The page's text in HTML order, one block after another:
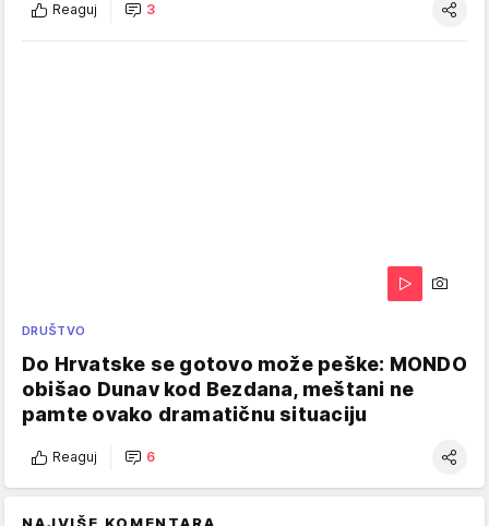
Reaguj 3
DRUŠTVO
Do Hrvatske se gotovo može peške: MONDO
obišao Dunav kod Bezdana, meštani ne
pamte ovako dramatičnu situaciju
Reaguj 6